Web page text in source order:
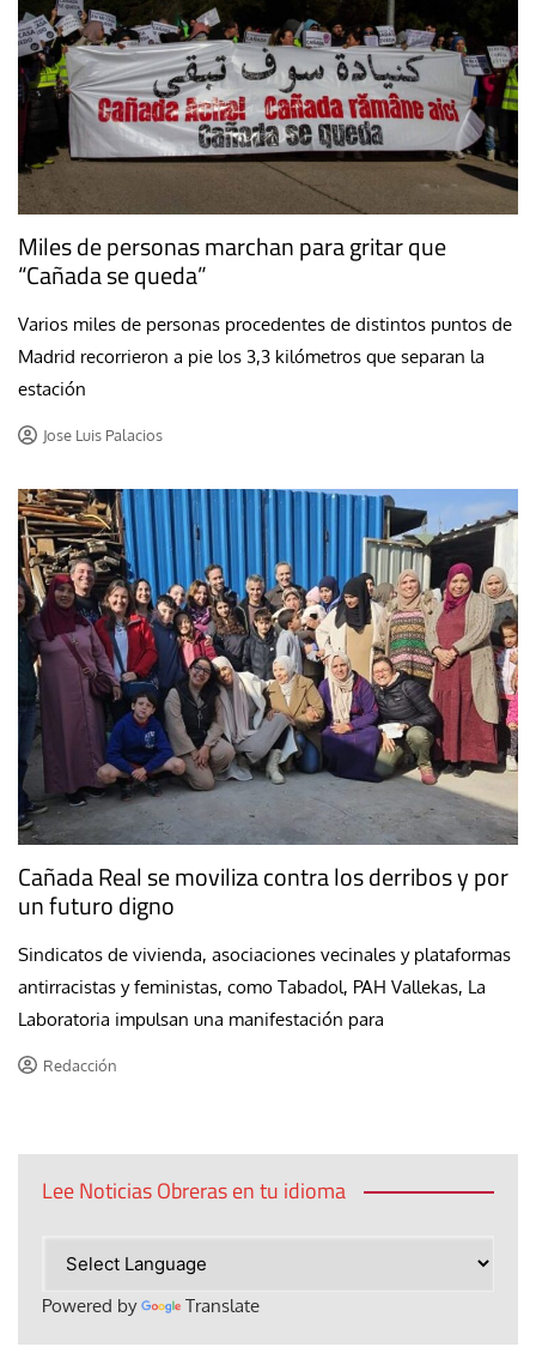
Miles de personas marchan para gritar que
“Cañada se queda”
Varios miles de personas procedentes de distintos puntos de
Madrid recorrieron a pie los 3,3 kilómetros que separan la
estación
Jose Luis Palacios
Cañada Real se moviliza contra los derribos y por
un futuro digno
Sindicatos de vivienda, asociaciones vecinales y plataformas
antirracistas y feministas, como Tabadol, PAH Vallekas, La
Laboratoria impulsan una manifestación para
Redacción
Lee Noticias Obreras en tu idioma
Powered by Translate